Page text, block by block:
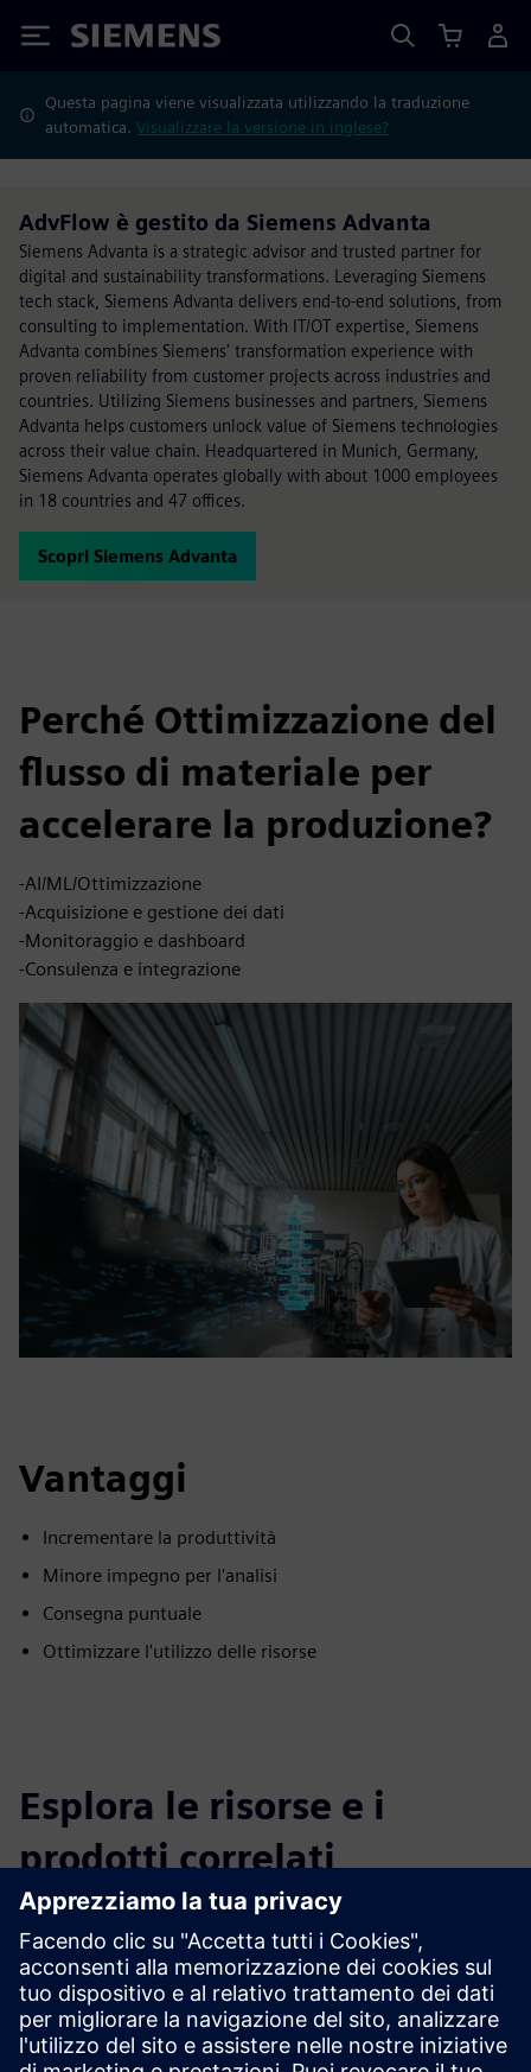
Siemens
Questa pagina viene visualizzata utilizzando la traduzione
automatica.Visualizzare la versione in inglese?
AdvFlow è gestito da Siemens Advanta
Siemens Advanta is a strategic advisor and trusted partner for
digital and sustainability transformations. Leveraging Siemens
tech stack, Siemens Advanta delivers end-to-end solutions, from
consulting to implementation. With IT/OT expertise, Siemens
Advanta combines Siemens' transformation experience with
proven reliability from customer projects across industries and
countries. Utilizing Siemens businesses and partners, Siemens
Advanta helps customers unlock value of Siemens technologies
across their value chain. Headquartered in Munich, Germany,
Siemens Advanta operates globally with about 1000 employees
in 18 countries and 47 offices.
Scopri Siemens Advanta
Perché Ottimizzazione del
flusso di materiale per
accelerare la produzione?
-AI/ML/Ottimizzazione
-Acquisizione e gestione dei dati
-Monitoraggio e dashboard
-Consulenza e integrazione
Vantaggi
Incrementare la produttività
Minore impegno per l'analisi
Consegna puntuale
Ottimizzare l'utilizzo delle risorse
Esplora le risorse e i
prodotti correlati
Informazioni e risorse aggiuntive
Scopri di più
Prerequisiti